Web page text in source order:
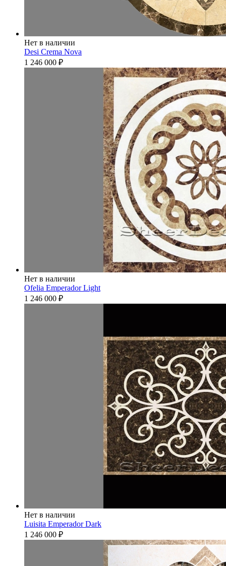
Нет в наличии
Desi Crema Nova
1 246 000 ₽
Нет в наличии
Ofelia Emperador Light
1 246 000 ₽
Нет в наличии
Luisita Emperador Dark
1 246 000 ₽